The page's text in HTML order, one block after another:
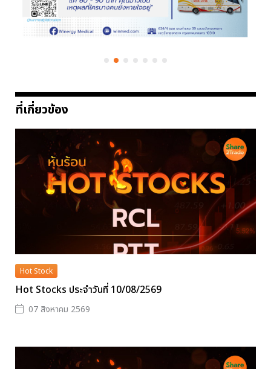
ที่เกี่ยวข้อง
Hot Stock
Hot Stocks ประจำวันที่ 10/08/2569
07 สิงหาคม 2569